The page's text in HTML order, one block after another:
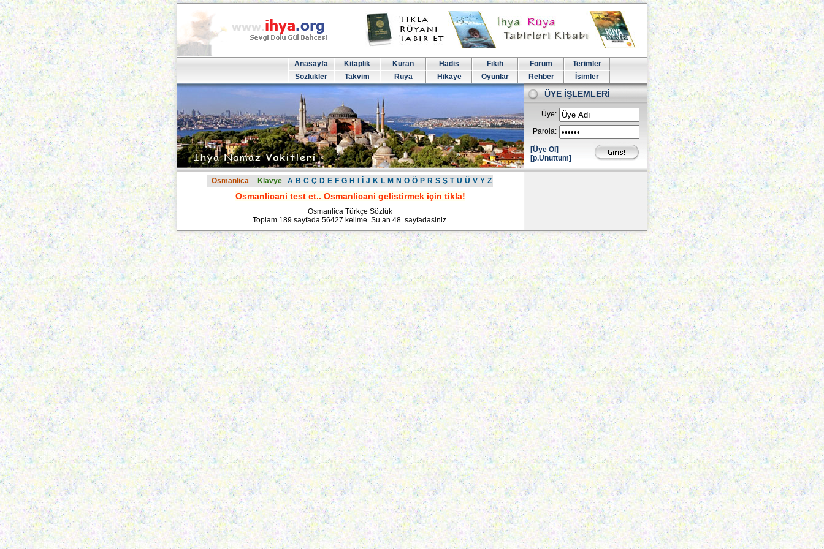
Anasayfa Kitaplik Kuran Hadis Fıkıh Forum
Terimler
Sözlükler
Takvim Rüya Hikaye Oyunlar Rehber İsimler
ÜYE İŞLEMLERİ
Üye:
Parola:
[Üye Ol]
[p.Unuttum]
Osmanlica Klavye A B C Ç D E F G H J K L M N O Ö P R S Ş T U Ü V Y Z
Osmanlicani test et.. Osmanlicani gelistirmek için tikla!
Osmanlica Türkçe Sözlük
Toplam 189 sayfada 56427 kelime. Su an 48. sayfadasiniz.